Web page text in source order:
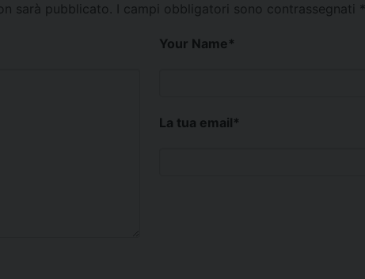
sarà pubblicato. I campi obbligatori sono contrassegnati *
Your Name*
La tua email*